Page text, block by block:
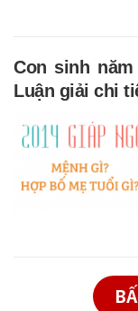
Con sinh
Luận giải chi